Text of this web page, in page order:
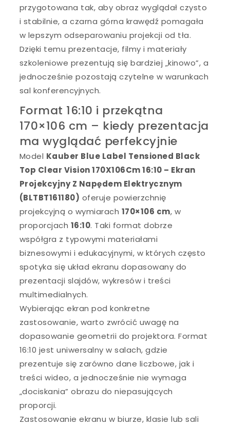
przygotowana tak, aby obraz wyglądał czysto
i stabilnie, a czarna górna krawędź pomagała
w lepszym odseparowaniu projekcji od tła.
Dzięki temu prezentacje, filmy i materiały
szkoleniowe prezentują się bardziej „kinowo”, a
jednocześnie pozostają czytelne w warunkach
sal konferencyjnych.
Format 16:10 i przekątna
170×106 cm – kiedy prezentacja
ma wyglądać perfekcyjnie
Model Kauber Blue Label Tensioned Black
Top Clear Vision 170X106Cm 16:10 – Ekran
Projekcyjny Z Napędem Elektrycznym
(BLTBT161180) oferuje powierzchnię
projekcyjną o wymiarach 170×106 cm, w
proporcjach 16:10. Taki format dobrze
współgra z typowymi materiałami
biznesowymi i edukacyjnymi, w których często
spotyka się układ ekranu dopasowany do
prezentacji slajdów, wykresów i treści
multimedialnych.
Wybierając ekran pod konkretne
zastosowanie, warto zwrócić uwagę na
dopasowanie geometrii do projektora. Format
16:10 jest uniwersalny w salach, gdzie
prezentuje się zarówno dane liczbowe, jak i
treści wideo, a jednocześnie nie wymaga
„dociskania” obrazu do niepasujących
proporcji.
Zastosowanie ekranu w biurze, klasie lub sali